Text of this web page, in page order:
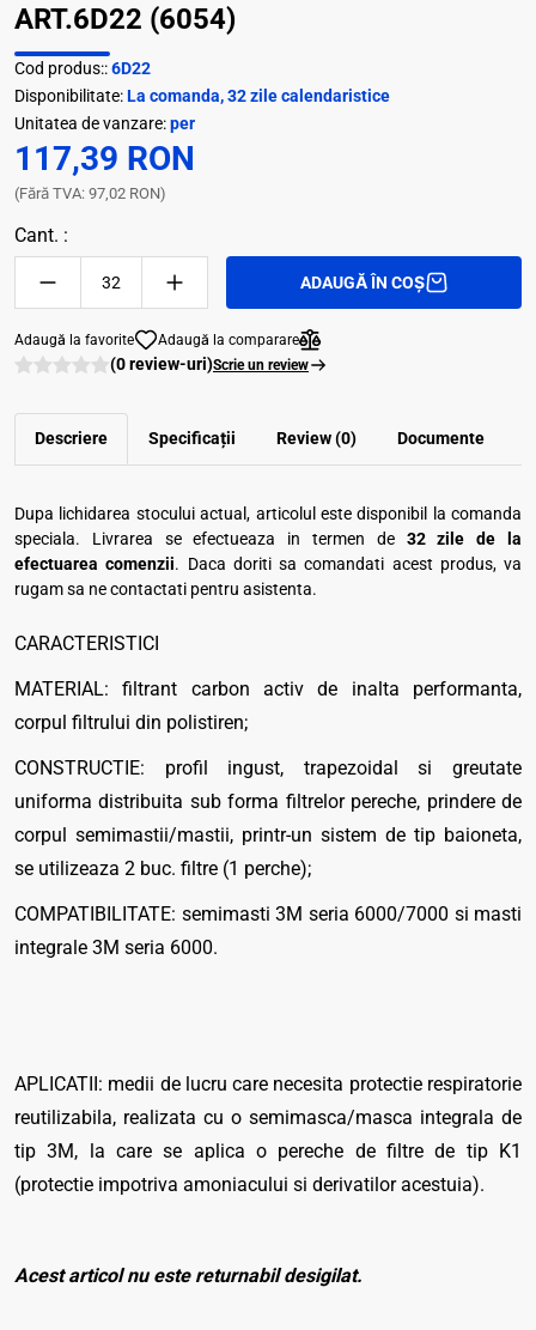
ART.6D22 (6054)
Cod produs::6D22
Disponibilitate:La comanda, 32 zile calendaristice
Unitatea de vanzare:per
117,39 RON
(Fără TVA: 97,02 RON)
Cant. :
ADAUGĂ ÎN COȘ
Adaugă la favorite Adaugă la comparare
(0 review-uri)Scrie un review
Descriere Specificații Review (0) Documente
Dupa lichidarea stocului actual, articolul este disponibil la comanda
speciala. Livrarea se efectueaza in termen de 32 zile de la
efectuarea comenzii. Daca doriti sa comandati acest produs, va
rugam sa ne contactati pentru asistenta.
CARACTERISTICI
MATERIAL: filtrant carbon activ de inalta performanta,
corpul filtrului din polistiren;
CONSTRUCTIE: profil ingust, trapezoidal si greutate
uniforma distribuita sub forma filtrelor pereche, prindere de
corpul semimastii/mastii, printr-un sistem de tip baioneta,
se utilizeaza 2 buc. filtre (1 perche);
COMPATIBILITATE: semimasti 3M seria 6000/7000 si masti
integrale 3M seria 6000.
APLICATII: medii de lucru care necesita protectie respiratorie
reutilizabila, realizata cu o semimasca/masca integrala de
tip 3M, la care se aplica o pereche de filtre de tip K1
(protectie impotriva amoniacului si derivatilor acestuia).
Acest articol nu este returnabil desigilat.